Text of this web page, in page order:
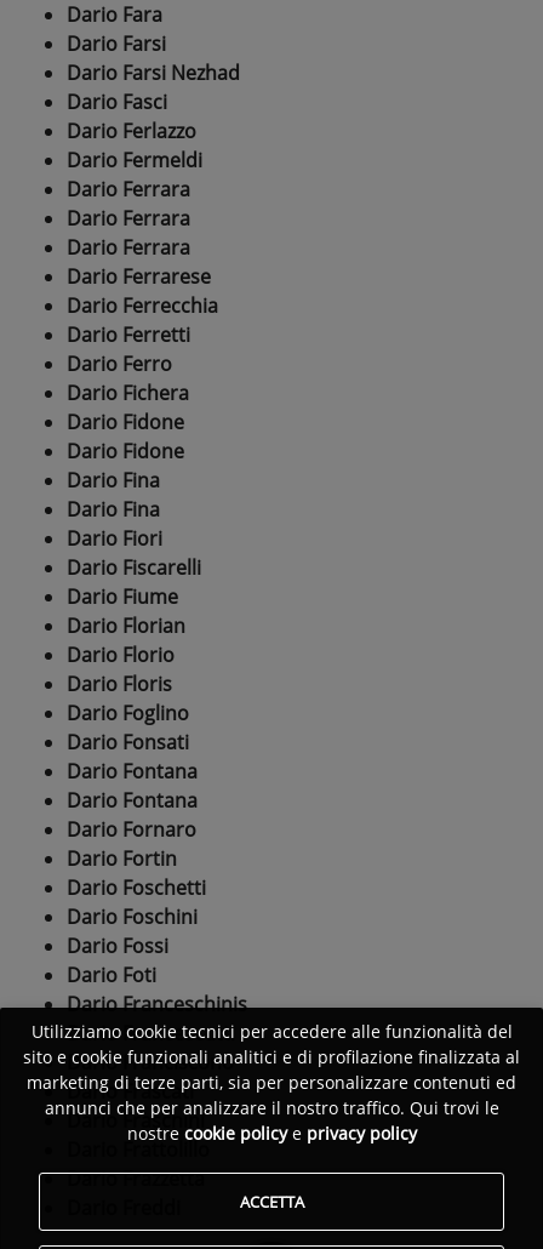
Dario Fara
Dario Farsi
Dario Farsi Nezhad
Dario Fasci
Dario Ferlazzo
Dario Fermeldi
Dario Ferrara
Dario Ferrara
Dario Ferrara
Dario Ferrarese
Dario Ferrecchia
Dario Ferretti
Dario Ferro
Dario Fichera
Dario Fidone
Dario Fidone
Dario Fina
Dario Fina
Dario Fiori
Dario Fiscarelli
Dario Fiume
Dario Florian
Dario Florio
Dario Floris
Dario Foglino
Dario Fonsati
Dario Fontana
Dario Fontana
Dario Fornaro
Dario Fortin
Dario Foschetti
Dario Foschini
Dario Fossi
Dario Foti
Dario Franceschinis
Dario Francescutti
Dario Franciscono
Dario Frascati
Dario Fraschini
Dario Frazzetta
Utilizziamo cookie tecnici per accedere alle funzionalità del
sito e cookie funzionali analitici e di profilazione finalizzata al
marketing di terze parti, sia per personalizzare contenuti ed
annunci che per analizzare il nostro traffico. Qui trovi le
nostre cookie policye privacy policy
ACCETTA